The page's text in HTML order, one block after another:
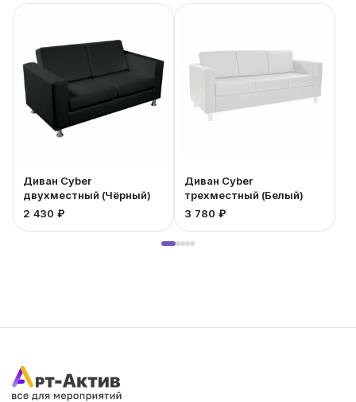
Диван Cyber
двухместный (Чёрный)
2 430 ₽
Диван Cyber
трехместный (Белый)
3 780 ₽